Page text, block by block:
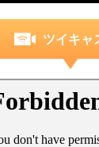
ツイキャ